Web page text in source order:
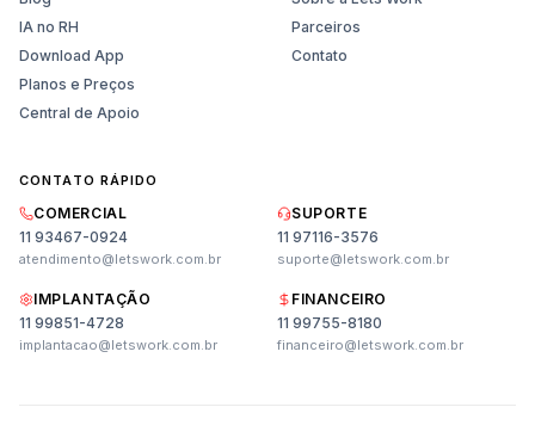
IA no RH
Download App
Planos e Preços
Central de Apoio
Parceiros
Contato
CONTATO RÁPIDO
COMERCIAL
11 93467-0924
atendimento@letswork.com.br
SUPORTE
11 97116-3576
suporte@letswork.com.br
IMPLANTAÇÃO
11 99851-4728
implantacao@letswork.com.br
FINANCEIRO
11 99755-8180
financeiro@letswork.com.br
Vendas